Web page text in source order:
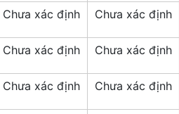
Chưa xác định Chưa xác định
Chưa xác định Chưa xác định
Chưa xác định Chưa xác định